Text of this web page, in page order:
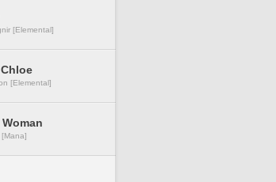
[Elemental]
[Elemental]